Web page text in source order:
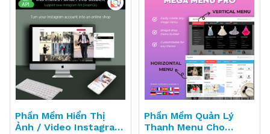
Phần Mềm Hiển Thị
Ảnh / Video Instagram
Phần Mềm Quản Lý
Thanh Menu Cho